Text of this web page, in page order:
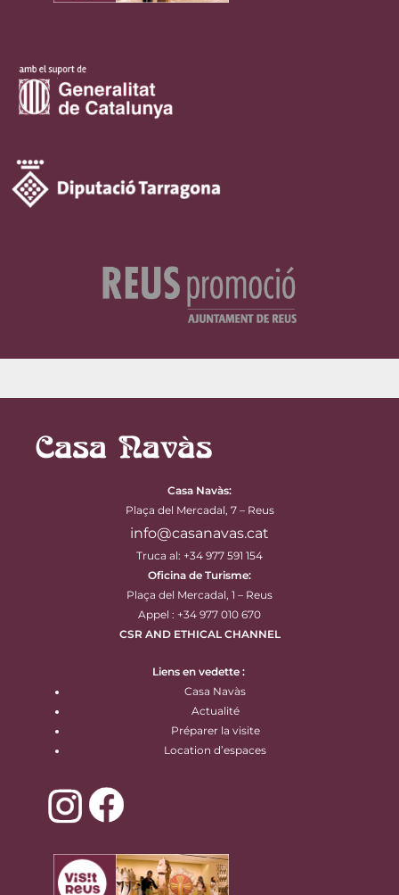
Casa Navàs:
Plaça del Mercadal, 7 – Reus
info@casanavas.cat
Truca al: +34 977 591 154
Oficina de Turisme:
Plaça del Mercadal, 1 – Reus
Appel : +34 977 010 670
CSR AND ETHICAL CHANNEL
Liens en vedette :
Casa Navàs
Actualité
Préparer la visite
Location d’espaces